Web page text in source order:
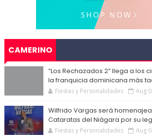
CAMERINO
“Los Rechazados 2” llega a los
la franquicia dominicana más
Fiestas y Personalidades Aug
Wilfrido Vargas será
Cataratas del Niágara por su
Fiestas y Personalidades Aug